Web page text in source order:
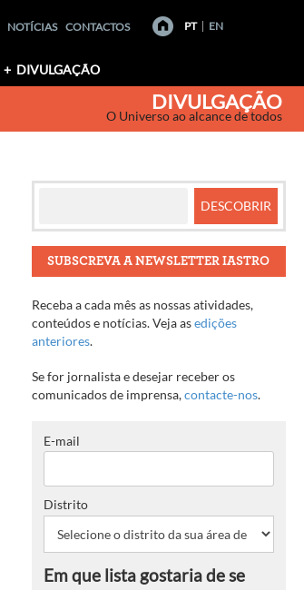
NOTÍCIAS CONTACTOS PT EN
DIVULGAÇÃO
DIVULGAÇÃO
O Universo ao alcance de todos
SUBSCREVA A NEWSLETTER IASTRO
Receba a cada mês as nossas atividades,
conteúdos e notícias. Veja asedições
anteriores.
Se for jornalista e desejar receber os
comunicados de imprensa,contacte-nos.
E-mail
Distrito